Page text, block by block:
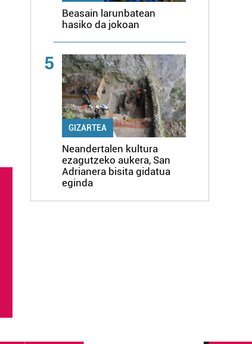
Beasain larunbatean
hasiko da jokoan
5
GIZARTEA
Neandertalen kultura
ezagutzeko aukera, San
Adrianera bisita gidatua
eginda